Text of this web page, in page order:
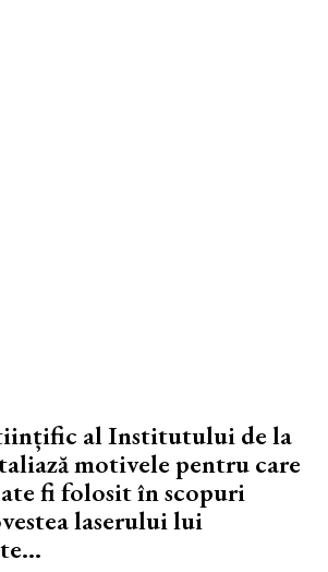
al Institutului de la
motivele pentru care
fi folosit în scopuri
laserului lui